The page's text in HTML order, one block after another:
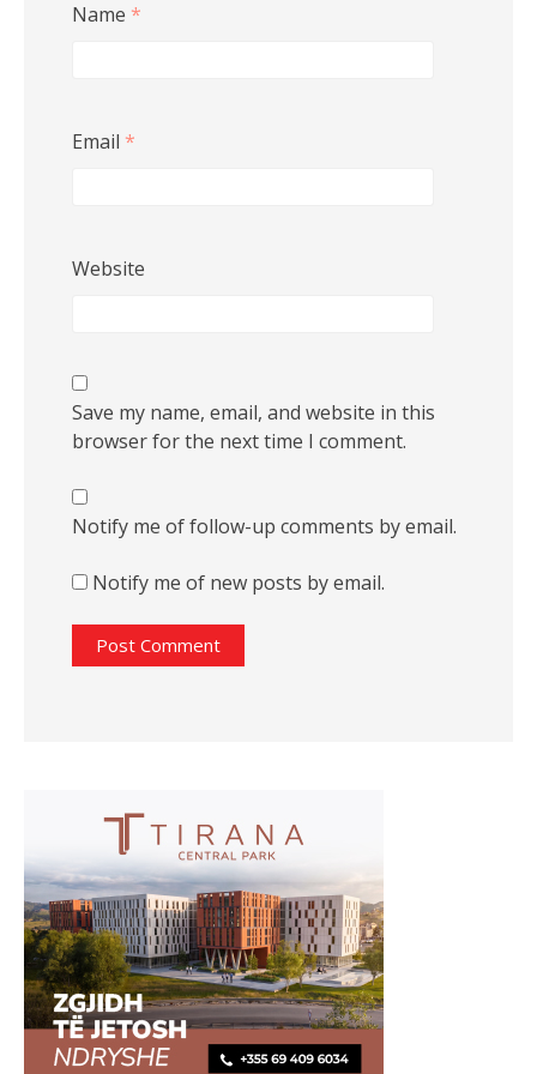
Name *
Email *
Website
Save my name, email, and website in this
browser for the next time I comment.
Notify me of follow-up comments by email.
Notify me of new posts by email.